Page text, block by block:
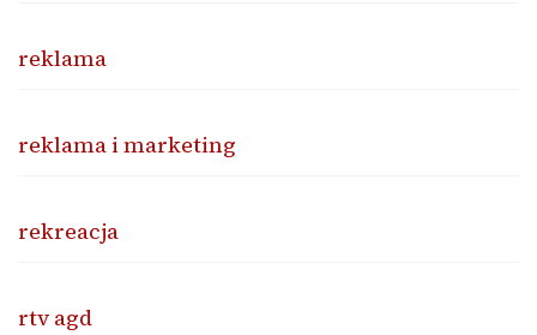
reklama
reklama i marketing
rekreacja
rtv agd